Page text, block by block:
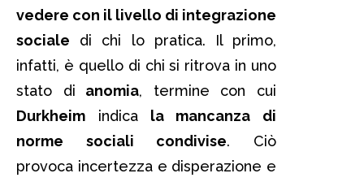
vedere con il livello di integrazione
sociale di chi lo pratica. Il primo,
infatti, è quello di chi si ritrova in uno
stato di anomia, termine con cui
Durkheim indicala mancanza di
norme sociali condivise. Ciò
provoca incertezza e disperazione e